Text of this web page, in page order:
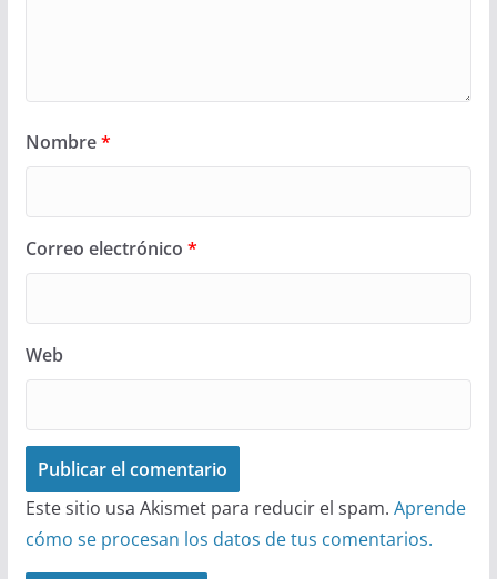
Nombre*
Correo electrónico *
Web
Este sitio usa Akismet para reducir el spam. Aprende
cómo se procesan los datos de tus comentarios.